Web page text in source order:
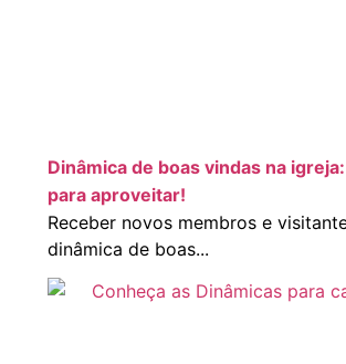
Dinâmica de boas vindas na
para aproveitar!
Receber novos membros e
dinâmica de boas...